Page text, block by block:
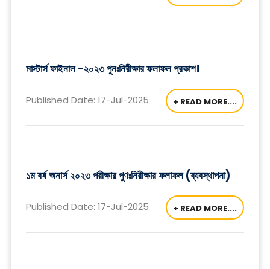
মাস্টার্স ফাইনাল -২০২৩ পুনঃনিরীক্ষার ফলাফল প্রকাশ।
Published Date: 17-Jul-2025 + READ MORE....
১ম বর্ষ অনার্স ২০২৩ পরীক্ষার পুণঃনিরীক্ষার ফলাফল (ব্যবস্থাপনা)
Published Date: 17-Jul-2025 + READ MORE....